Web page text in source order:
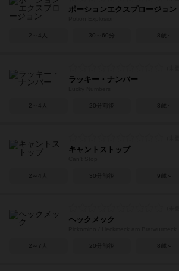
ポーションエクスプロージョン
2～4人 30～60分 8歳～
ラッキー・ナンバー
2～4人 20分前後 8歳～
キャントストップ
2～4人 30分前後 9歳～
ヘックメック
2～7人 20分前後 8歳～